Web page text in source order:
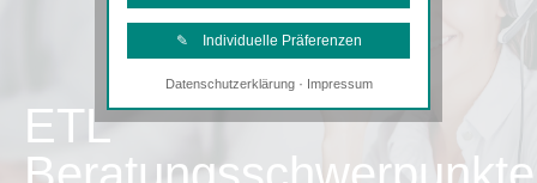
ETL
✎ Individuelle Präferenzen
Notwendige Cookies
Diese Cookies sind erforderlich, um die
Datenschutzerklärung· Impressum